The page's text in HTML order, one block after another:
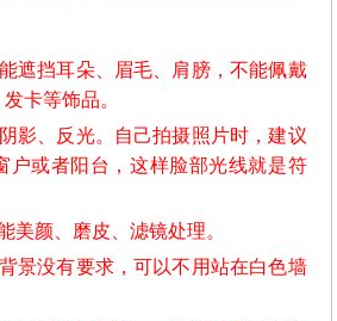
遮挡耳朵、眉毛、肩膀，不能佩戴
卡等饰品。
影、反光。自己拍摄照片时，建议
户或者阳台，这样脸部光线就是符
美颜、磨皮、滤镜处理。
景没有要求，可以不用站在白色墙